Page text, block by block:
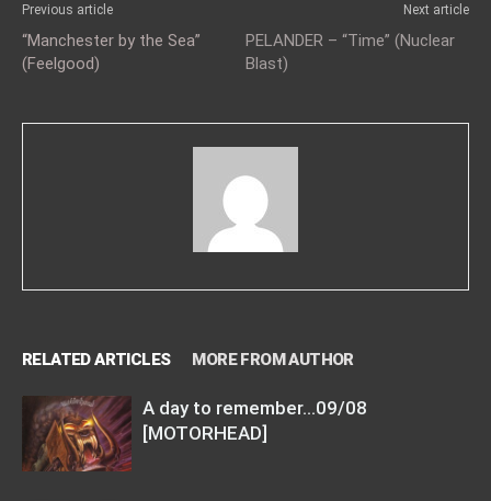
Previous article
“Manchester by the Sea”
(Feelgood)
Next article
PELANDER – “Time” (Nuclear
Blast)
RELATED ARTICLES MORE FROM AUTHOR
A day to remember…09/08
[MOTORHEAD]